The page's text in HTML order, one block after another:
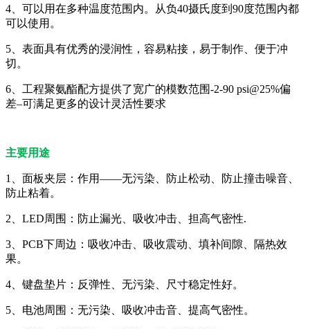
4、可以用在多种温度范围内。从负40摄氏度到90度范围内都
可以使用。
5、表面具有优秀的浸润性，容易粘接，易于制作、便于冲
切。
6、工程聚氨酯配方提供了宽广的模数范围-2-90 psi@25%偏
差–可满足更多的设计灵活性要求
主要用途
1、面板夹层：作用——无污染、防止松动、防止撞击噪音、
防止粘着。
2、LED周围：防止漏光、吸收冲击、担高气密性.
3、PCB下周边：吸收冲击、吸收震动、填补间隙、隔热效
果。
4、键盘垫片：反弹性、无污染、尺寸稳定性好。
5、电池周围：无污染、吸收冲击音、提高气密性。